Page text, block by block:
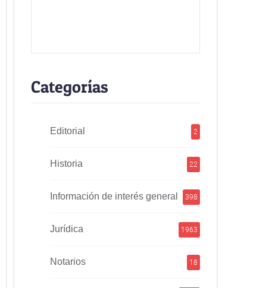
Categorías
Editorial 2
Historia 22
Información de interés general 398
Jurídica 1963
Notarios 18